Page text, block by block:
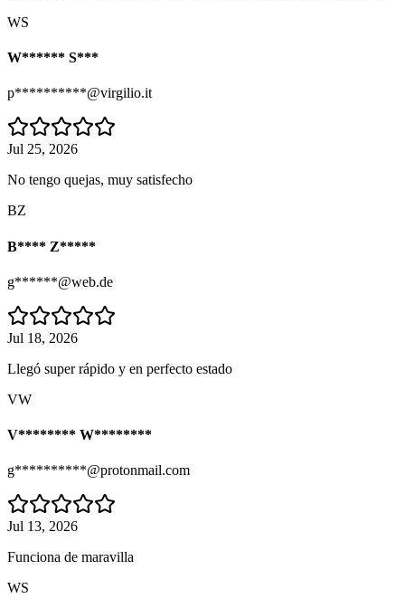
WS
W****** S***
p**********@virgilio.it
Jul 25, 2026
No tengo quejas, muy satisfecho
BZ
B**** Z*****
g******@web.de
Jul 18, 2026
Llegó super rápido y en perfecto estado
VW
V******** W********
g**********@protonmail.com
Jul 13, 2026
Funciona de maravilla
WS